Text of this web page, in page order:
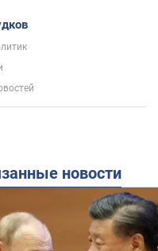
новости